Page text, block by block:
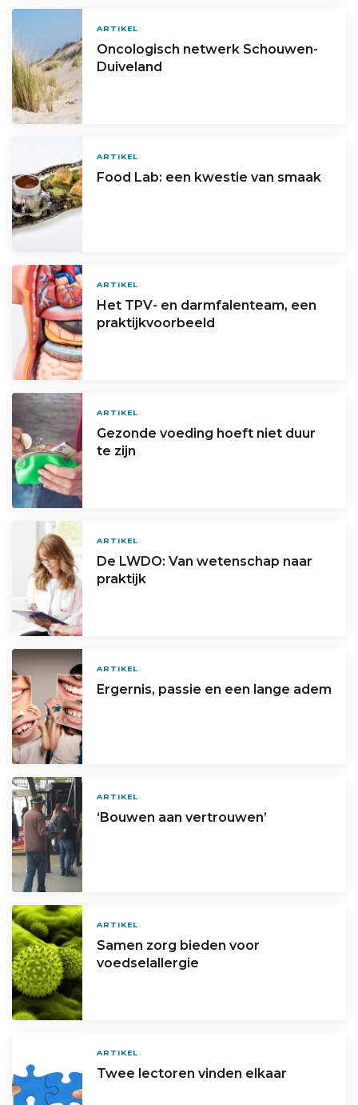
ARTIKEL
Oncologisch netwerk Schouwen-
Duiveland
ARTIKEL
Food Lab: een kwestie van smaak
ARTIKEL
Het TPV- en darmfalenteam, een
praktijkvoorbeeld
ARTIKEL
Gezonde voeding hoeft niet duur
te zijn
ARTIKEL
De LWDO: Van wetenschap naar
praktijk
ARTIKEL
Ergernis, passie en een lange adem
ARTIKEL
‘Bouwen aan vertrouwen’
ARTIKEL
Samen zorg bieden voor
voedselallergie
ARTIKEL
Twee lectoren vinden elkaar